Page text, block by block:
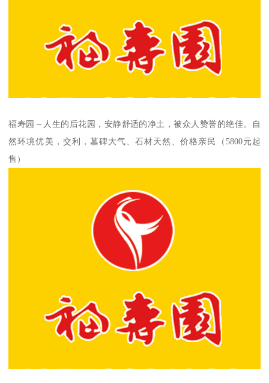
福寿园～人生的后花园，安静舒适的净土，被众人赞誉的绝佳。自
然环境优美，交利，墓碑大气、石材天然、价格亲民（5800元起
售）